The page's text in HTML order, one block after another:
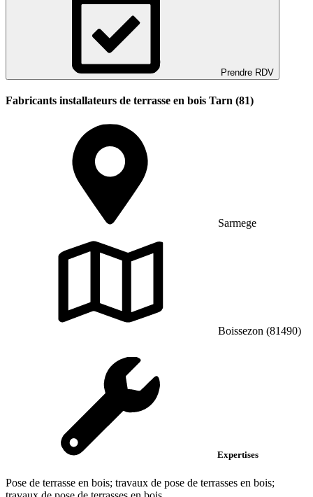
Prendre RDV
Fabricants installateurs de terrasse en bois Tarn (81)
Sarmege
Boissezon (81490)
Expertises
Pose de terrasse en bois; travaux de pose de terrasses en bois;